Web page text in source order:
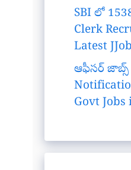
SBI లో
Clerk
Latest
ఆఫీసర్ జాబ్స్
Govt Jobs